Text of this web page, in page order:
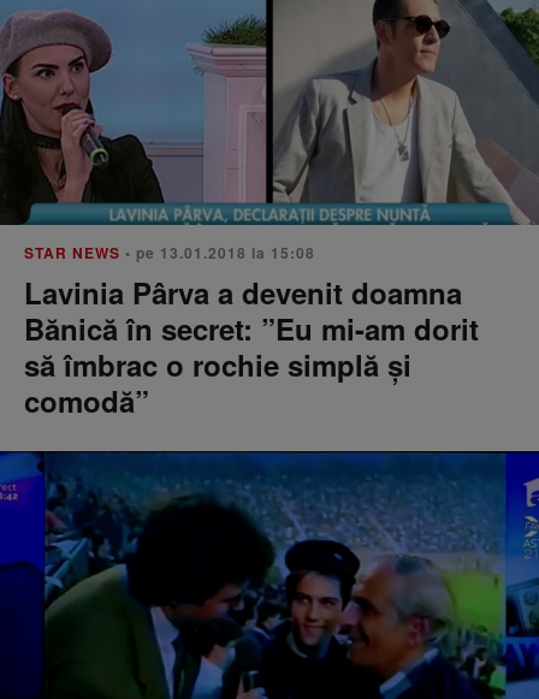
STAR NEWS • pe 13.01.2018 la 15:08
Lavinia Pârva a devenit doamna
Bănică în secret: ”Eu mi-am dorit
să îmbrac o rochie simplă și
comodă”